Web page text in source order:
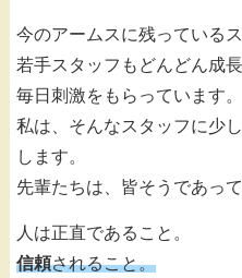
今のアームスに残っている
若手スタッフもどんどん成長
毎日刺激をもらっています。
私は、そんなスタッフに少
します。
先輩たちは、皆そうであって
人は正直であること。
信頼されること。